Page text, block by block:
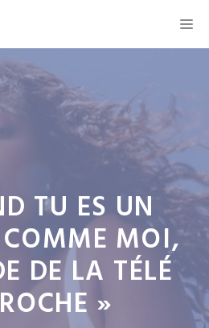
TU ES UN
COMME MOI,
DE LA TÉLÉ
»